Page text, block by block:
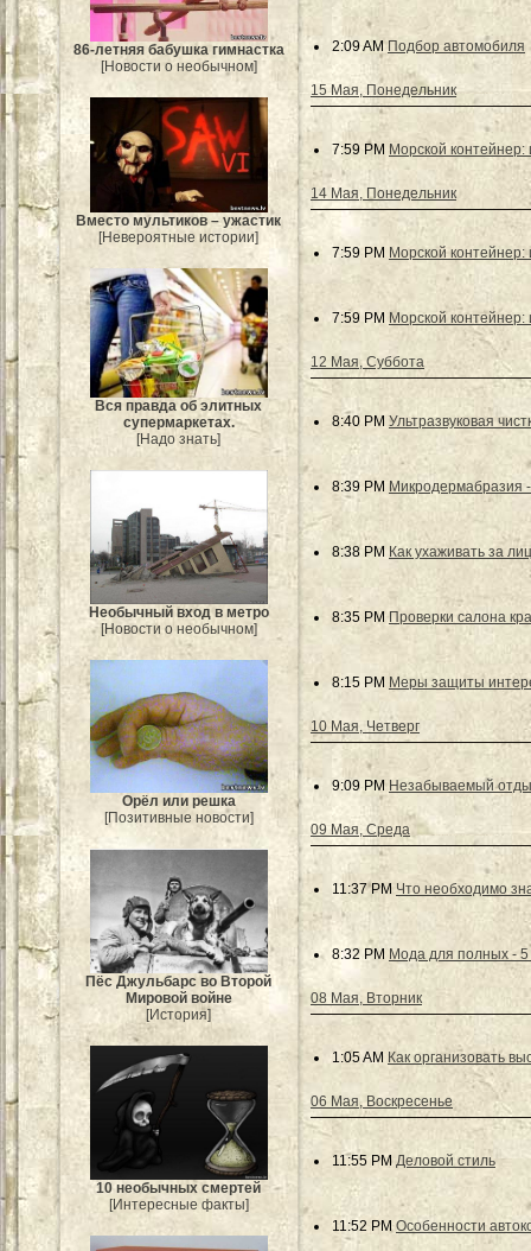
86-летняя бабушка гимнастка
[Новости о необычном]
Вместо мультиков – ужастик
[Невероятные истории]
Вся правда об элитных
супермаркетах.
[Надо знать]
Необычный вход в метро
[Новости о необычном]
Орёл или решка
[Позитивные новости]
Пёс Джульбарс во Второй
Мировой войне
[История]
10 необычных смертей
[Интересные факты]
2:09 AM Подбор автомобиля
15 Мая, Понедельник
7:59 PM Морской контейнер:
14 Мая, Понедельник
7:59 PM Морской контейнер:
7:59 PM Морской контейнер:
12 Мая, Суббота
8:40 PM Ультразвуковая
8:39 PM Микродермабразия -
8:38 PM Как ухаживать за
8:35 PM Проверки салона
8:15 PM Меры защиты
10 Мая, Четверг
9:09 PM Незабываемый
09 Мая, Среда
11:37 PM Что необходимо
8:32 PM Мода для полных - 5
08 Мая, Вторник
1:05 AM Как организовать
06 Мая, Воскресенье
11:55 PM Деловой стиль
11:52 PM Особенности